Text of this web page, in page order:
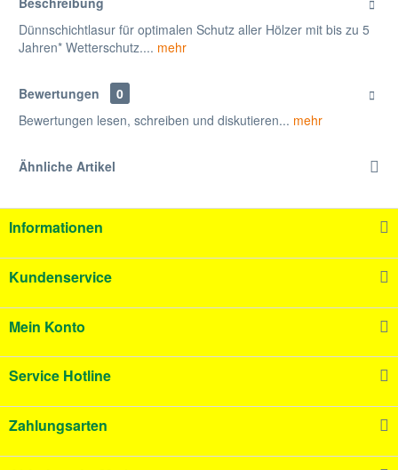
Dünnschichtlasur für optimalen Schutz aller Hölzer mit bis zu 5
Jahren* Wetterschutz.... mehr
Bewertungen
0
Bewertungen lesen, schreiben und diskutieren... mehr
Ähnliche Artikel
Informationen
Kundenservice
Mein Konto
Service Hotline
Zahlungsarten